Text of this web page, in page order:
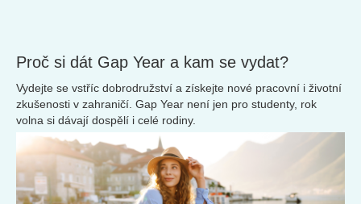
Proč si dát Gap Year a kam se vydat?
Vydejte se vstříc dobrodružství a získejte nové pracovní i životní
zkušenosti v zahraničí. Gap Year není jen pro studenty, rok
volna si dávají dospělí i celé rodiny.